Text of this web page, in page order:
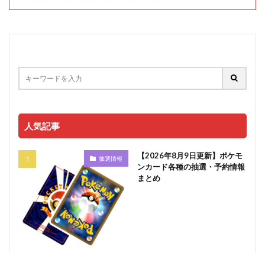
人気記事
抽選情報
【2026年8月9日更新】ポケモ
ンカード各種の抽選・予約情報
まとめ